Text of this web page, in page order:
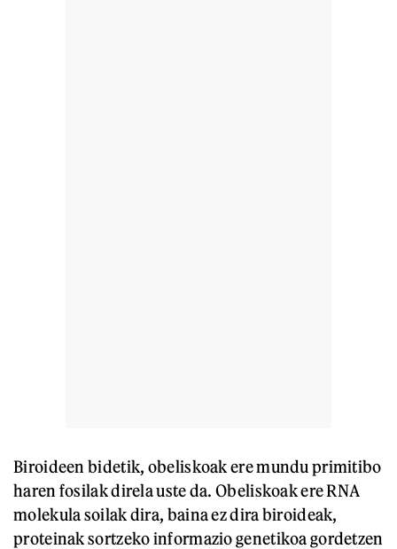
Biroideen bidetik, obeliskoak ere mundu primitibo
haren fosilak direla uste da. Obeliskoak ere RNA
molekula soilak dira, baina ez dira biroideak,
proteinak sortzeko informazio genetikoa gordetzen